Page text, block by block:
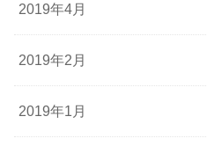
2019年4月
2019年2月
2019年1月